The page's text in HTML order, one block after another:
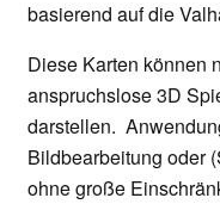
basierend auf die
Diese Karten können
anspruchslose 3D
darstellen.
Bildbearbeitung oder
ohne große